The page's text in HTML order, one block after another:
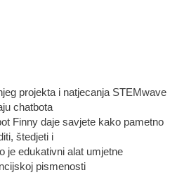
projekta i natjecanja STEMwave
chatbota
Finny daje savjete kako pametno
štedjeti i
je edukativni alat umjetne
pismenosti